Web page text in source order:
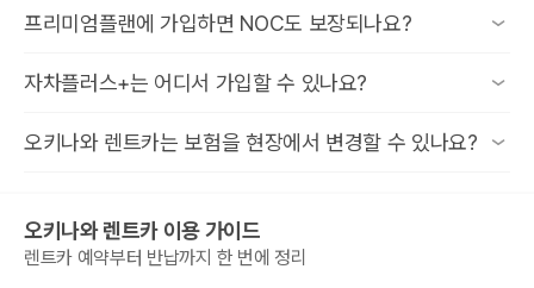
프리미엄플랜부터 자기부담금이 0원이 되므로, 예상치 못한 추
가 비용이 걱정된다면
CDW는 사고 시 차량 수리 비용 중 본인이 부담해야 하는 자기
NOC는 수리 기간 동안 렌트카 업체가 해당 차량을 운용하지 못
해 발생하는 영업 손실 보상금입니다.
는 별도로 청구될 수 있다는 점 참고해주세요.
프리미엄플랜에 가입하면 NOC도 보장되나요?
아니요, 프리미엄플랜에는 자기부담금 0원만 포함되며 NOC
NOC 비용 발생까지 보장받고 싶으시다면, 프리미엄+플랜을
선택해 주세요.
자차플러스+는 어디서 가입할 수 있나요?
자차플러스+는 카모아에서만 가입 가능한 전용 부가서비스입니
니다!
오키나와 렌트카는 보험을 현장에서 변경할 수 있나요?
니다.
그러나 현장 응대는 일본어로 이루어지는 경우가 많아, 내용을
오키나와 렌트카 이용 가이드
렌트카 예약부터 반납까지 한 번에 정리